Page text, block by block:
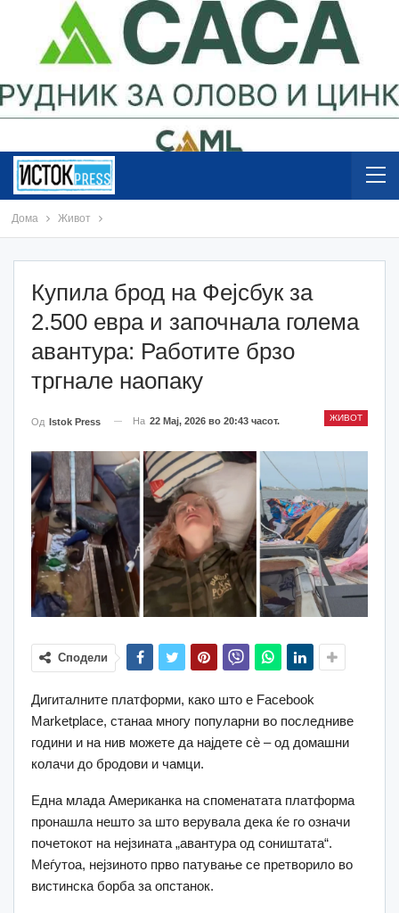
Дома Живот
Купила брод на Фејсбук за
2.500 евра и започнала голема
авантура: Работите брзо
тргнале наопаку
ЖИВОТ
Од Istok Press На 22 Мај, 2026 во 20:43 часот.
Сподели
Дигиталните платформи, како што е Facebook
Marketplace, станаа многу популарни во последниве
години и на нив можете да најдете сè – од домашни
колачи до бродови и чамци.
Една млада Американка на споменатата платформа
пронашла нешто за што верувала дека ќе го означи
почетокот на нејзината „авантура од соништата“.
Меѓутоа, нејзиното прво патување се претворило во
вистинска борба за опстанок.